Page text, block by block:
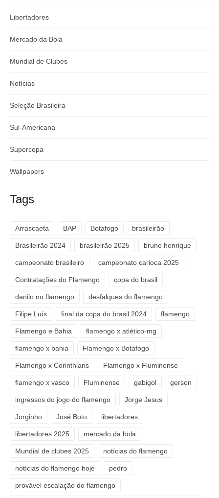
Libertadores
Mercado da Bola
Mundial de Clubes
Notícias
Seleção Brasileira
Sul-Americana
Supercopa
Wallpapers
Tags
Arrascaeta BAP Botafogo brasileirão
Brasileirão 2024 brasileirão 2025 bruno henrique
campeonato brasileiro campeonato carioca 2025
Contratações do Flamengo copa do brasil
danilo no flamengo desfalques do flamengo
Filipe Luís final da copa do brasil 2024 flamengo
Flamengo e Bahia flamengo x atlético-mg
flamengo x bahia Flamengo x Botafogo
Flamengo x Corinthians Flamengo x Fluminense
flamengo x vasco Fluminense gabigol gerson
ingressos do jogo do flamengo Jorge Jesus
Jorginho José Boto libertadores
libertadores 2025 mercado da bola
Mundial de clubes 2025 notícias do flamengo
notícias do flamengo hoje pedro
provável escalação do flamengo